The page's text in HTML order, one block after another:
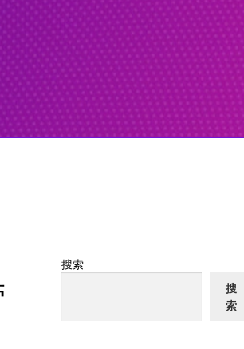
搜索
搜
索